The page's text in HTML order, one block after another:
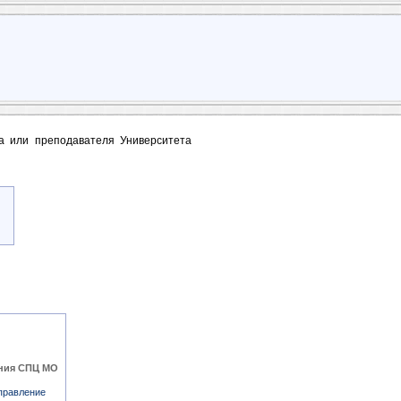
или преподавателя Университета
СПЦ МО